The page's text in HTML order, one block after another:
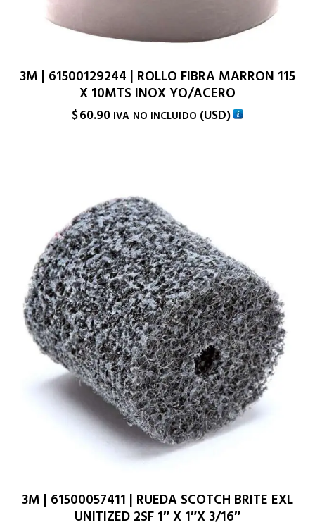
3M | 61500129244 | ROLLO FIBRA MARRON 115
X 10MTS INOX YO/ACERO
$60.90 IVA NO INCLUIDO (USD)
3M | 61500057411 | RUEDA SCOTCH BRITE EXL
UNITIZED 2SF 1″ X 1″X 3/16″